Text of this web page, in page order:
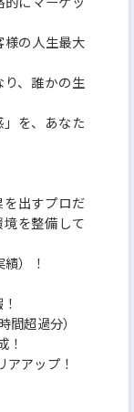
様の人生最大
り、誰かの生
を、あなた
を出すプロだ
を整備して
）！
超過分）
！
アアップ！